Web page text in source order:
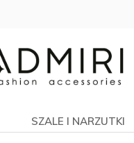
SZALE I NARZUTKI